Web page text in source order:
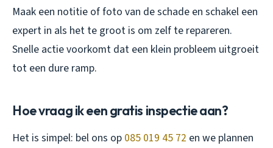
Maak een notitie of foto van de schade en schakel een
expert in als het te groot is om zelf te repareren.
Snelle actie voorkomt dat een klein probleem uitgroeit
tot een dure ramp.
Hoe vraag ik een gratis inspectie aan?
Het is simpel: bel ons op 085 019 45 72 en we plannen